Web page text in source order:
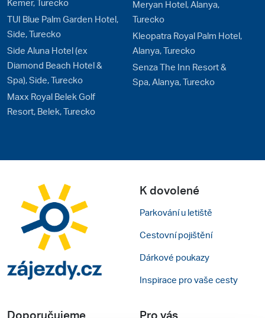
TUI Blue Palm Garden Hotel,
Side, Turecko
Side Aluna Hotel (ex
Diamond Beach Hotel &
Spa), Side, Turecko
Maxx Royal Belek Golf
Resort, Belek, Turecko
Meryan Hotel, Alanya,
Turecko
Kleopatra Royal Palm Hotel,
Alanya, Turecko
Senza The Inn Resort &
Spa, Alanya, Turecko
K dovolené
Parkování u letiště
Cestovní pojištění
Dárkové poukazy
Inspirace pro vaše cesty
Doporučujeme Pro vás